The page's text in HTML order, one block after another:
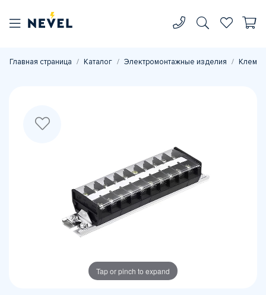
Главная страница Каталог Электромонтажные изделия
Tap or pinch to expand